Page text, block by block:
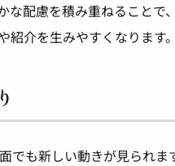
な配慮を積み重ねることで
介を生みやすくなります。
でも新しい動きが見られま